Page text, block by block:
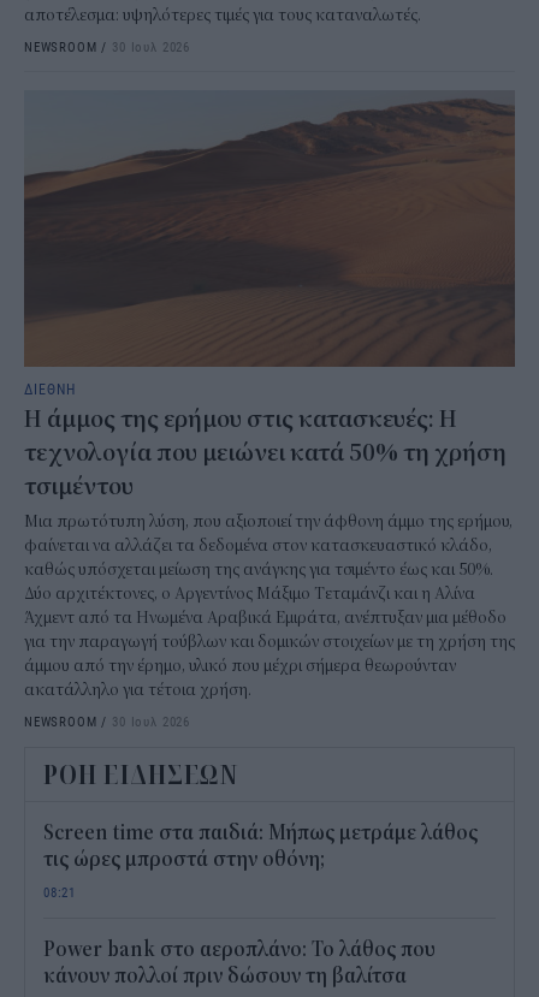
αποτέλεσμα: υψηλότερες τιμές για τους καταναλωτές.
NEWSROOM / 30 Ιουλ 2026
ΔΙΕΘΝΗ
Η άμμος της ερήμου στις κατασκευές: Η
τεχνολογία που μειώνει κατά 50% τη χρήση
τσιμέντου
Μια πρωτότυπη λύση, που αξιοποιεί την άφθονη άμμο της ερήμου,
φαίνεται να αλλάζει τα δεδομένα στον κατασκευαστικό κλάδο,
καθώς υπόσχεται μείωση της ανάγκης για τσιμέντο έως και 50%.
Δύο αρχιτέκτονες, ο Αργεντίνος Μάξιμο Τεταμάνζι και η Αλίνα
Άχμεντ από τα Ηνωμένα Αραβικά Εμιράτα, ανέπτυξαν μια μέθοδο
για την παραγωγή τούβλων και δομικών στοιχείων με τη χρήση της
άμμου από την έρημο, υλικό που μέχρι σήμερα θεωρούνταν
ακατάλληλο για τέτοια χρήση.
NEWSROOM / 30 Ιουλ 2026
ΡΟΗ ΕΙΔΗΣΕΩΝ
Screen time στα παιδιά: Μήπως μετράμε λάθος
τις ώρες μπροστά στην οθόνη;
08:21
Power bank στο αεροπλάνο: Το λάθος που
κάνουν πολλοί πριν δώσουν τη βαλίτσα